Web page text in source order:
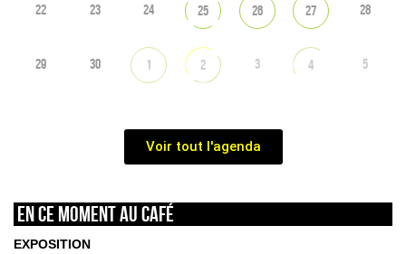
22 23 24 25 26 27 28
29 30 1 2 3 4 5
Voir tout l'agenda
En ce moment au café
EXPOSITION